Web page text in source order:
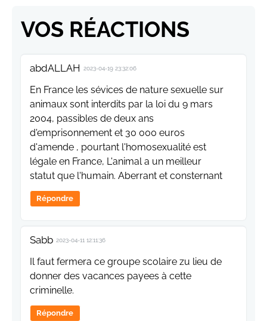
VOS RÉACTIONS
abdALLAH 2023-04-19 23:32:06
En France les sévices de nature sexuelle sur
animaux sont interdits par la loi du 9 mars
2004, passibles de deux ans
d'emprisonnement et 30 000 euros
d'amende , pourtant l'homosexualité est
légale en France, L'animal a un meilleur
statut que l'humain. Aberrant et consternant
Répondre
Sabb 2023-04-11 12:11:36
Il faut fermera ce groupe scolaire zu lieu de
donner des vacances payees à cette
criminelle.
Répondre